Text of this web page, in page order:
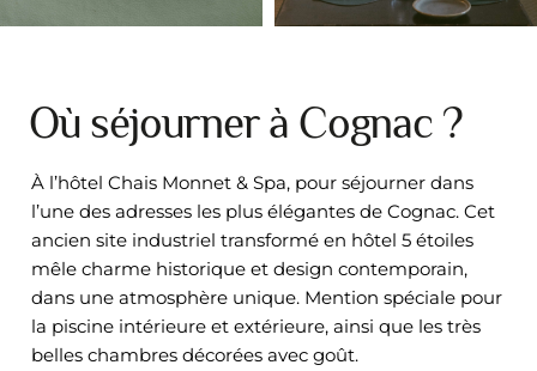
Où séjourner à Cognac ?
À l’hôtel Chais Monnet & Spa, pour séjourner dans
l’une des adresses les plus élégantes de Cognac. Cet
ancien site industriel transformé en hôtel 5 étoiles
mêle charme historique et design contemporain,
dans une atmosphère unique. Mention spéciale pour
la piscine intérieure et extérieure, ainsi que les très
belles chambres décorées avec goût.